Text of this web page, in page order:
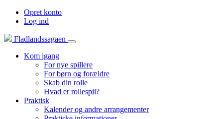
Opret konto
Log ind
Fladlandssagaen
Kom igang
For nye spillere
For børn og forældre
Skab din rolle
Hvad er rollespil?
Praktisk
Kalender og andre arrangementer